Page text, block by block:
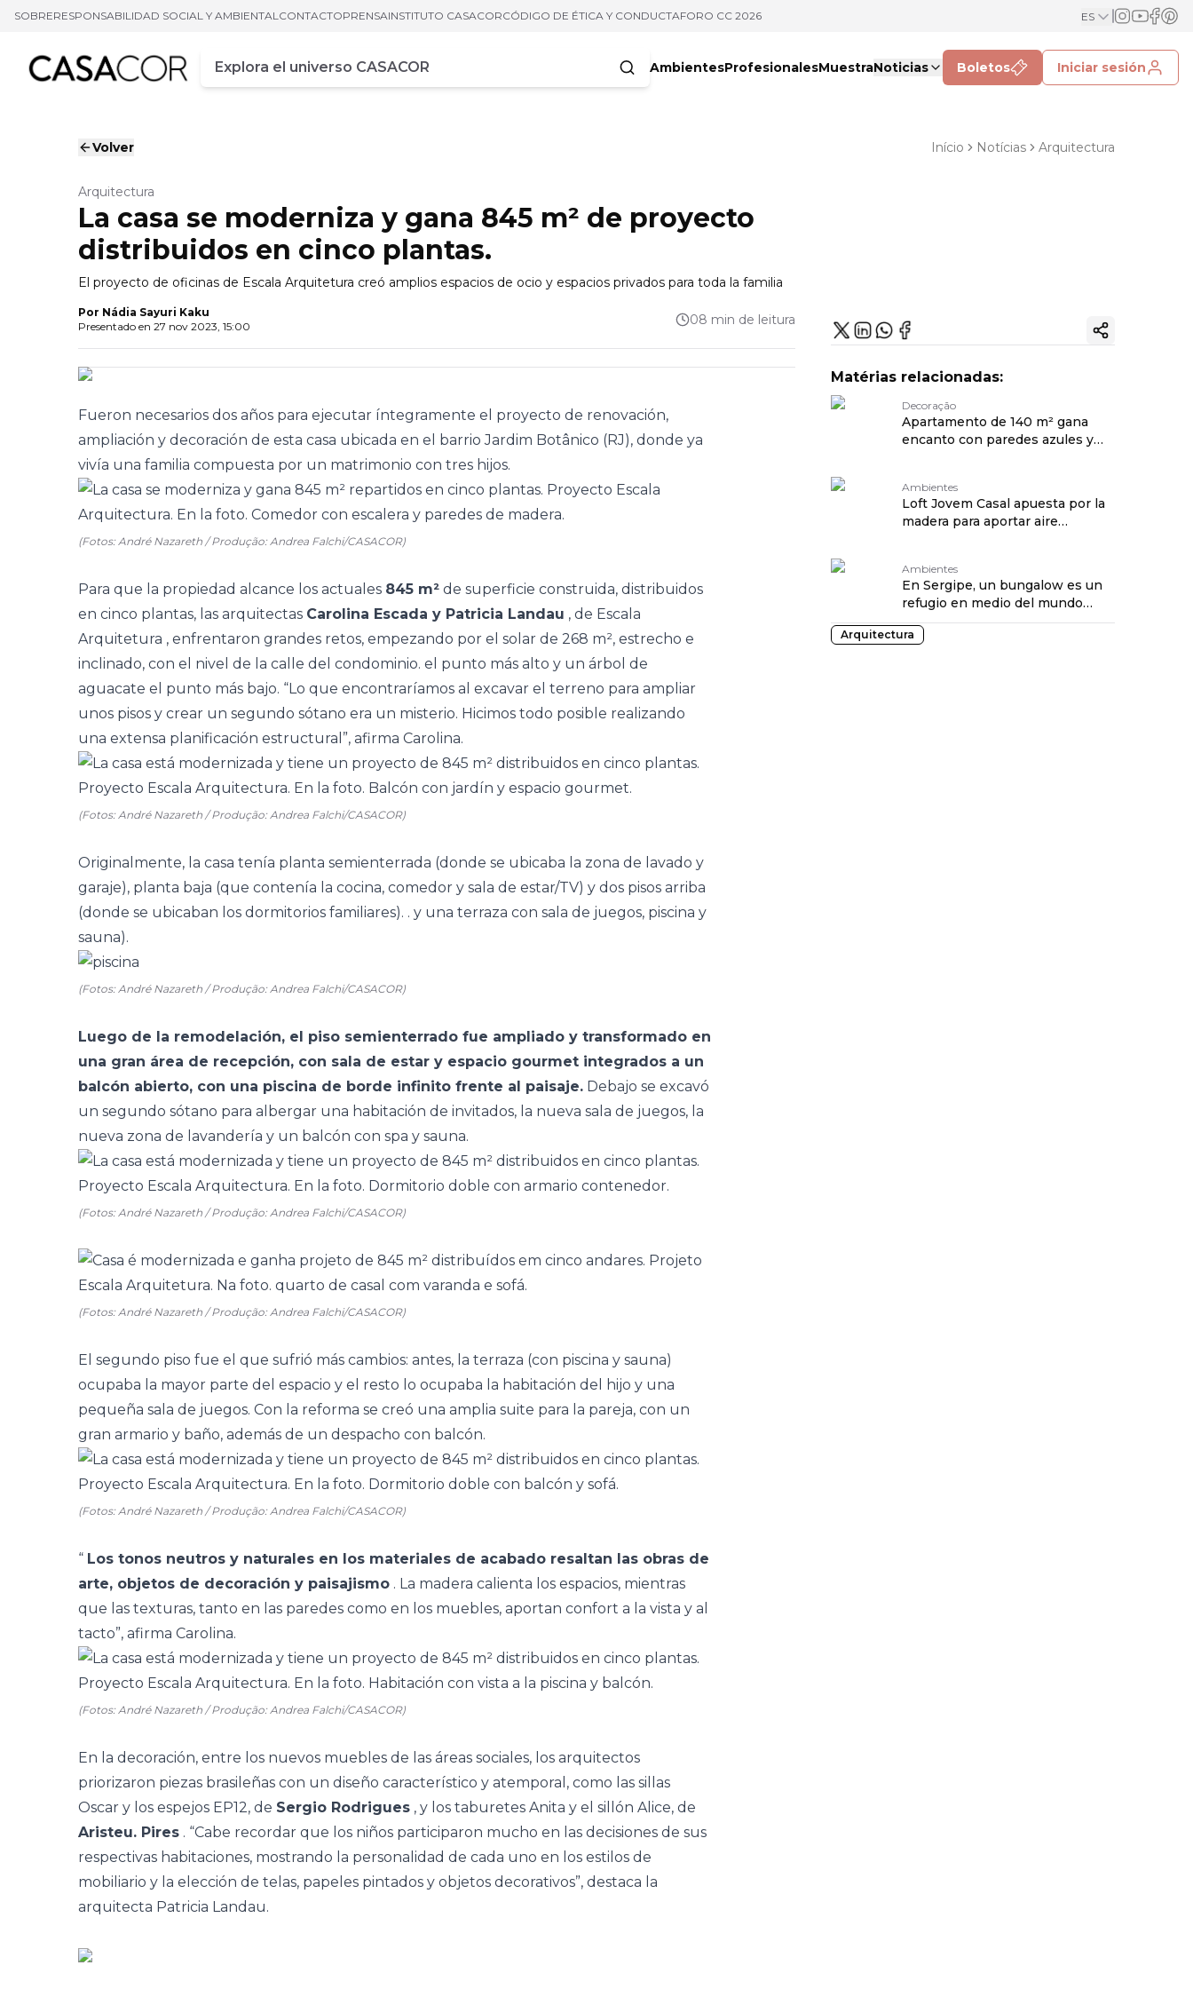
SOBRERESPONSABILIDAD SOCIAL Y AMBIENTALCONTACTOPRENSAINSTITUTO CASACORCÓDIGO DE ÉTICA Y CONDUCTAFORO CC 2026 ES
Campo de busca
Ingrese al menos tres caracteres
AmbientesProfesionalesMuestraNoticias Boletos Iniciar sesión
Volver Início Notícias Arquitectura
Arquitectura
La casa se moderniza y gana 845 m² de proyecto
distribuidos en cinco plantas.
El proyecto de oficinas de Escala Arquitetura creó amplios espacios de ocio y espacios privados para toda la familia
Por Nádia Sayuri Kaku
Presentado en 27 nov 2023, 15:00 08 min de leitura
Fueron necesarios dos años para ejecutar íntegramente el proyecto de renovación,
ampliación y decoración de esta casa ubicada en el barrio Jardim Botânico (RJ), donde ya
vivía una familia compuesta por un matrimonio con tres hijos.
(Fotos: André Nazareth / Produção: Andrea Falchi/CASACOR)
Para que la propiedad alcance los actuales 845 m² de superficie construida, distribuidos
en cinco plantas, las arquitectas Carolina Escada y Patricia Landau , de Escala
Arquitetura , enfrentaron grandes retos, empezando por el solar de 268 m², estrecho e
inclinado, con el nivel de la calle del condominio. el punto más alto y un árbol de
aguacate el punto más bajo. “Lo que encontraríamos al excavar el terreno para ampliar
unos pisos y crear un segundo sótano era un misterio. Hicimos todo posible realizando
una extensa planificación estructural”, afirma Carolina.
(Fotos: André Nazareth / Produção: Andrea Falchi/CASACOR)
Originalmente, la casa tenía planta semienterrada (donde se ubicaba la zona de lavado y
garaje), planta baja (que contenía la cocina, comedor y sala de estar/TV) y dos pisos arriba
(donde se ubicaban los dormitorios familiares). . y una terraza con sala de juegos, piscina y
sauna).
(Fotos: André Nazareth / Produção: Andrea Falchi/CASACOR)
Luego de la remodelación, el piso semienterrado fue ampliado y transformado en
una gran área de recepción, con sala de estar y espacio gourmet integrados a un
balcón abierto, con una piscina de borde infinito frente al paisaje. Debajo se excavó
un segundo sótano para albergar una habitación de invitados, la nueva sala de juegos, la
nueva zona de lavandería y un balcón con spa y sauna.
(Fotos: André Nazareth / Produção: Andrea Falchi/CASACOR)
(Fotos: André Nazareth / Produção: Andrea Falchi/CASACOR)
El segundo piso fue el que sufrió más cambios: antes, la terraza (con piscina y sauna)
ocupaba la mayor parte del espacio y el resto lo ocupaba la habitación del hijo y una
pequeña sala de juegos. Con la reforma se creó una amplia suite para la pareja, con un
gran armario y baño, además de un despacho con balcón.
(Fotos: André Nazareth / Produção: Andrea Falchi/CASACOR)
“ Los tonos neutros y naturales en los materiales de acabado resaltan las obras de
arte, objetos de decoración y paisajismo . La madera calienta los espacios, mientras
que las texturas, tanto en las paredes como en los muebles, aportan confort a la vista y al
tacto”, afirma Carolina.
(Fotos: André Nazareth / Produção: Andrea Falchi/CASACOR)
En la decoración, entre los nuevos muebles de las áreas sociales, los arquitectos
priorizaron piezas brasileñas con un diseño característico y atemporal, como las sillas
Oscar y los espejos EP12, de Sergio Rodrigues , y los taburetes Anita y el sillón Alice, de
Aristeu. Pires . “Cabe recordar que los niños participaron mucho en las decisiones de sus
respectivas habitaciones, mostrando la personalidad de cada uno en los estilos de
mobiliario y la elección de telas, papeles pintados y objetos decorativos”, destaca la
arquitecta Patricia Landau.
Copiar enlace
Matérias relacionadas:
Decoração
Apartamento de 140 m² gana
encanto con paredes azules y
Ambientes
Loft Jovem Casal apuesta por la
madera para aportar aire
Ambientes
En Sergipe, un bungalow es un
refugio en medio del mundo
urbano y tecnológico
Arquitectura